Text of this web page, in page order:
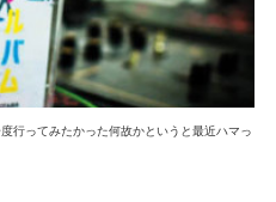
行ってみたかった何故かというと最近ハマっ